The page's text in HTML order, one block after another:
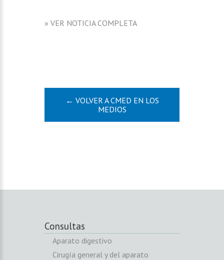
» VER NOTICIA COMPLETA
← VOLVER A CMED EN LOS
MEDIOS
Consultas
Aparato digestivo
Cirugía general y del aparato